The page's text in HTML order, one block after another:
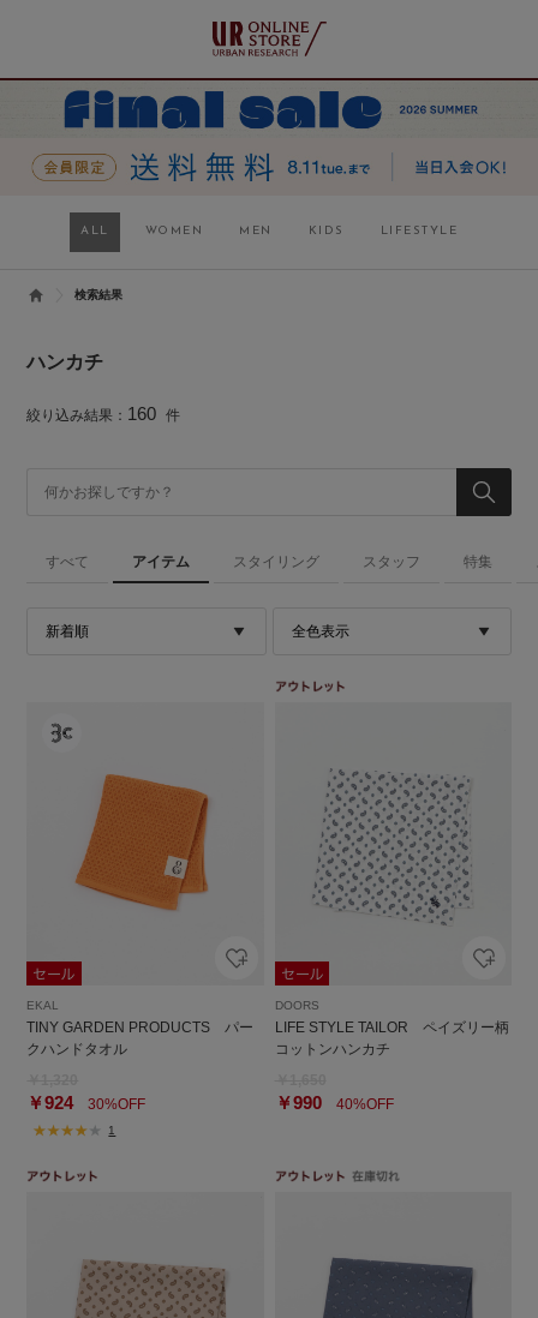
ALL WOMEN MEN KIDS LIFESTYLE
検索結果
ハンカチ
絞り込み結果： 160 件
すべて アイテム スタイリング スタッフ 特集
EKAL
TINY GARDEN PRODUCTS パー
クハンドタオル
￥92430%OFF
1
DOORS
LIFE STYLE TAILOR ペイズリー柄
コットンハンカチ
￥99040%OFF